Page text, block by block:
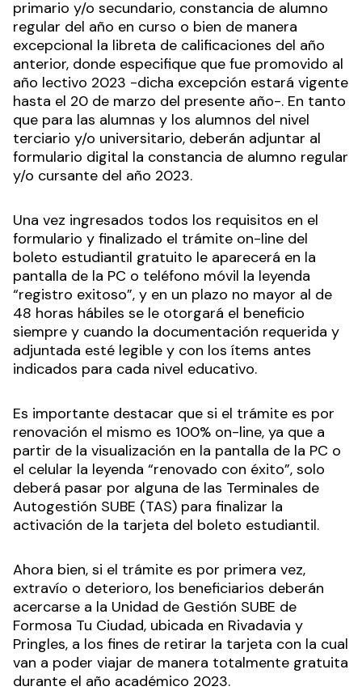
primario y/o secundario, constancia de alumno
regular del año en curso o bien de manera
excepcional la libreta de calificaciones del año
anterior, donde especifique que fue promovido al
año lectivo 2023 -dicha excepción estará vigente
hasta el 20 de marzo del presente año-. En tanto
que para las alumnas y los alumnos del nivel
terciario y/o universitario, deberán adjuntar al
formulario digital la constancia de alumno regular
y/o cursante del año 2023.
Una vez ingresados todos los requisitos en el
formulario y finalizado el trámite on-line del
boleto estudiantil gratuito le aparecerá en la
pantalla de la PC o teléfono móvil la leyenda
“registro exitoso”, y en un plazo no mayor al de
48 horas hábiles se le otorgará el beneficio
siempre y cuando la documentación requerida y
adjuntada esté legible y con los ítems antes
indicados para cada nivel educativo.
Es importante destacar que si el trámite es por
renovación el mismo es 100% on-line, ya que a
partir de la visualización en la pantalla de la PC o
el celular la leyenda “renovado con éxito”, solo
deberá pasar por alguna de las Terminales de
Autogestión SUBE (TAS) para finalizar la
activación de la tarjeta del boleto estudiantil.
Ahora bien, si el trámite es por primera vez,
extravío o deterioro, los beneficiarios deberán
acercarse a la Unidad de Gestión SUBE de
Formosa Tu Ciudad, ubicada en Rivadavia y
Pringles, a los fines de retirar la tarjeta con la cual
van a poder viajar de manera totalmente gratuita
durante el año académico 2023.